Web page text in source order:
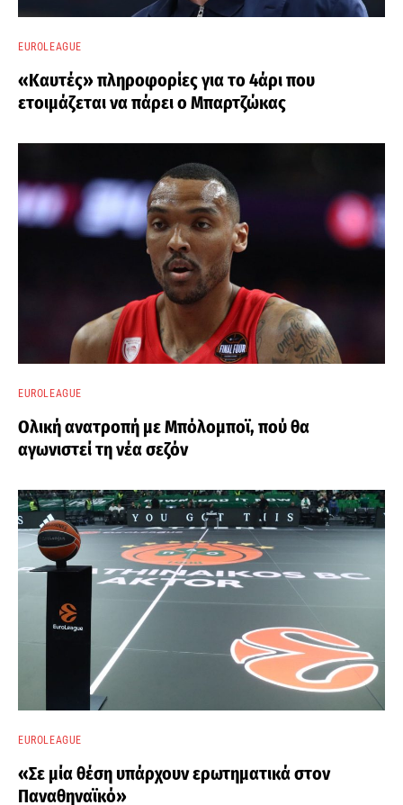
EUROLEAGUE
«Καυτές» πληροφορίες για το 4άρι που
ετοιμάζεται να πάρει ο Μπαρτζώκας
EUROLEAGUE
Ολική ανατροπή με Μπόλομποϊ, πού θα
αγωνιστεί τη νέα σεζόν
EUROLEAGUE
«Σε μία θέση υπάρχουν ερωτηματικά στον
Παναθηναϊκό»